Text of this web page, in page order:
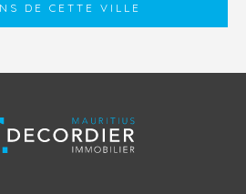
DE CETTE VILLE